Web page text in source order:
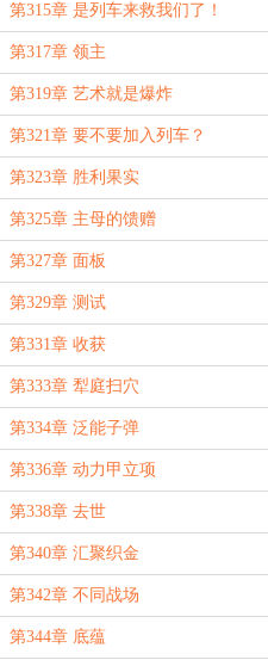
第315章 是列车来救我们了！
第317章 领主
第319章 艺术就是爆炸
第321章 要不要加入列车？
第323章 胜利果实
第325章 主母的馈赠
第327章 面板
第329章 测试
第331章 收获
第333章 犁庭扫穴
第334章 泛能子弹
第336章 动力甲立项
第338章 去世
第340章 汇聚织金
第342章 不同战场
第344章 底蕴